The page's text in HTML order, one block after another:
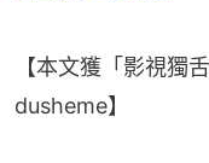
【本文獲「影視獨
dusheme】